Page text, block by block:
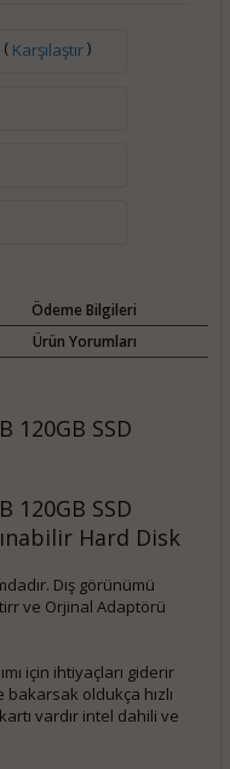
( Karşılaştır)
Ödeme Bilgileri
Ürün Yorumları
120GB SSD
120GB SSD
Hard Disk
Dış görünümü
ve Orjinal Adaptörü
için ihtiyaçları giderir
oldukça hızlı
vardır intel dahili ve